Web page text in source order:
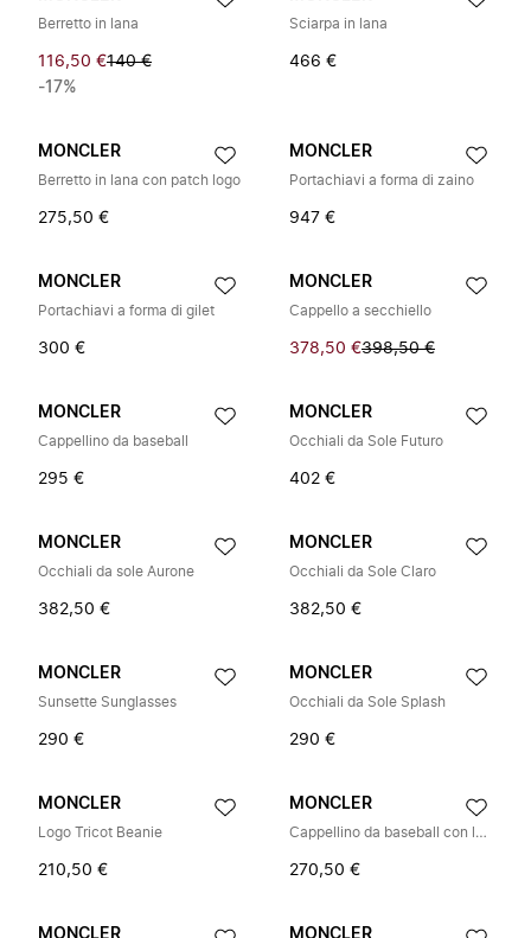
Berretto in lana
116,50 €140 €
-17%
Sciarpa in lana
466 €
MONCLER
Berretto in lana con patch logo
275,50 €
MONCLER
Portachiavi a forma di zaino
947 €
MONCLER
Portachiavi a forma di gilet
300 €
MONCLER
Cappello a secchiello
378,50 €398,50 €
MONCLER
Cappellino da baseball
295 €
MONCLER
Occhiali da Sole Futuro
402 €
MONCLER
Occhiali da sole Aurone
382,50 €
MONCLER
Occhiali da Sole Claro
382,50 €
MONCLER
Sunsette Sunglasses
290 €
MONCLER
Occhiali da Sole Splash
290 €
MONCLER
Logo Tricot Beanie
210,50 €
MONCLER
Cappellino da baseball con logo
270,50 €
MONCLER MONCLER